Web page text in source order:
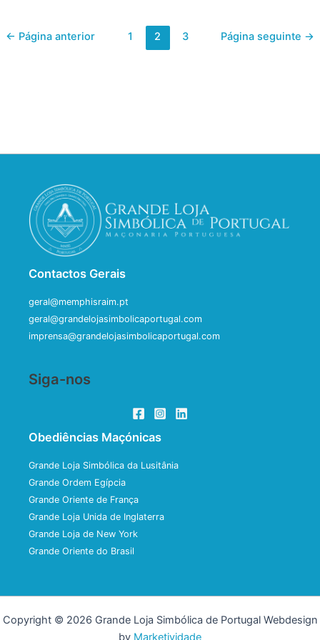
<- Página anterior 1 2 3 Página seguinte ->
Contactos Gerais
geral@memphisraim.pt
geral@grandelojasimbolicaportugal.com
imprensa@grandelojasimbolicaportugal.com
Siga-nos
Obediências Maçónicas
Grande Loja Simbólica da Lusitânia
Grande Ordem Egípcia
Grande Oriente de França
Grande Loja Unida de Inglaterra
Grande Loja de New York
Grande Oriente do Brasil
Copyright © 2026 Grande Loja Simbólica de Portugal Webdesign
by Marketividade